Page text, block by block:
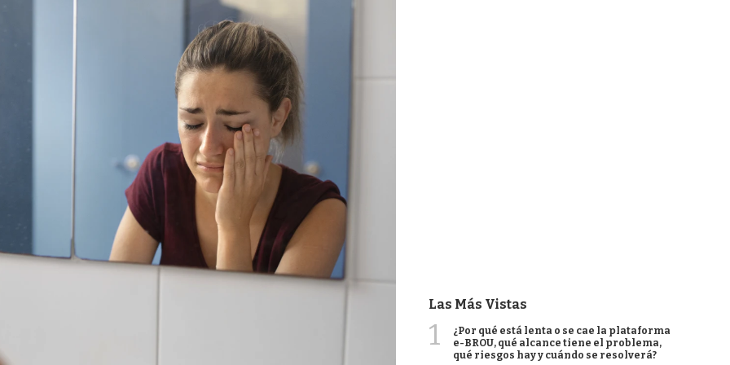
Las Más Vistas
1
¿Por qué está lenta o se cae la plataforma
e-BROU, qué alcance tiene el problema,
qué riesgos hay y cuándo se resolverá?